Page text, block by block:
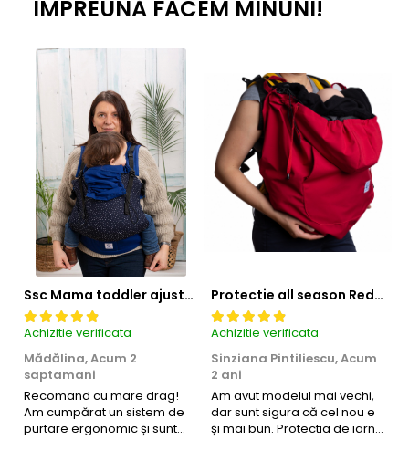
ÎMPREUNĂ FACEM MINUNI!
Ssc Mama toddler ajustabil Little dots S4NG
Achizitie verificata
Mădălina,Acum 2
saptamani
Recomand cu mare drag!
Am cumpărat un sistem de
purtare ergonomic și sunt
Protectie all season Redilicious S4
Achizitie verificata
Sinziana Pintiliescu,Acum
2 ani
Am avut modelul mai vechi,
dar sunt sigura că cel nou e
și mai bun. Protectia de iarna